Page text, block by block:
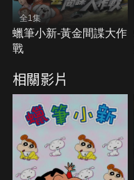
全1集
蠟筆小新-黃金間諜大作
戰
相關影片